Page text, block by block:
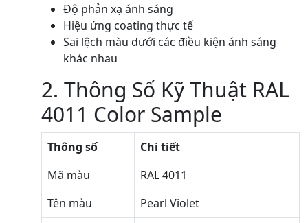
Độ phản xạ ánh sáng
Hiệu ứng coating thực tế
Sai lệch màu dưới các điều kiện ánh sáng
khác nhau
2. Thông Số Kỹ Thuật RAL
4011 Color Sample
Thông số
Chi tiết
Mã màu
RAL 4011
Tên màu
Pearl Violet